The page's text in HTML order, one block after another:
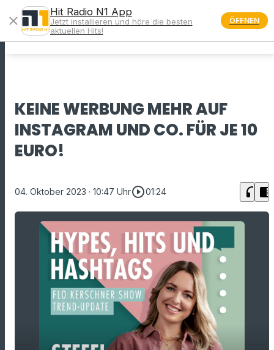
menu
KEINE WERBUNG MEHR AUF
INSTAGRAM UND CO. FÜR JE 10
EURO!
04. Oktober 2023 · 10:47 Uhrplay_circle_outline01:24 headphones chrome_reader_mode
close
Hit Radio N1 App
Jetzt installieren und höre die besten
aktuellen Hits!
ÖFFNEN